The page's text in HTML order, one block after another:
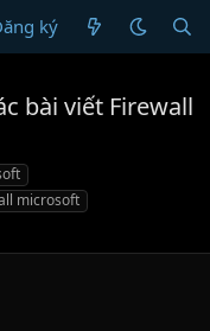
ký
bài viết Firewall
microsoft